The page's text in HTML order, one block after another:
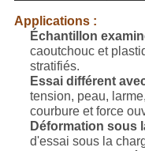
Applications :
Échantillon
caoutchouc et
stratifiés.
Essai différent
tension, peau,
courbure et force
Déformation sous
d'essai sous la